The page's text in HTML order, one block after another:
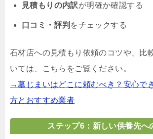
見積もりの内訳が明確か確認する
口コミ・評判 をチェックする
石材店への見積もり依頼のコツや、比
いては、こちらをご覧ください。
→墓じまいはどこに頼むべき？安心で
方とおすすめ業者
ステップ6：新しい供養先へ